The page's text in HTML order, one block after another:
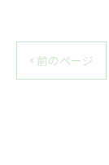
< 前のページ